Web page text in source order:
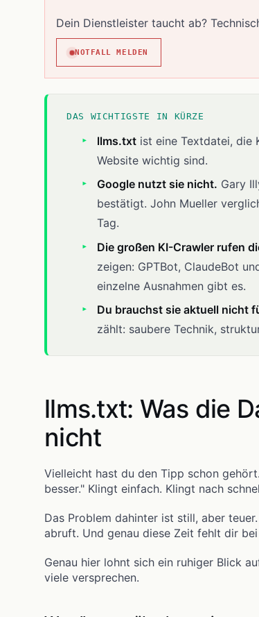
Dein Dienstleister taucht ab?
NOTFALL MELDEN
DAS WICHTIGSTE IN KÜRZE
llms.txt ist eine Textdatei, die
Website wichtig sind.
Google nutzt sie nicht. Gary
bestätigt. John Mueller
Tag.
Die großen KI-Crawler rufen
zeigen: GPTBot, ClaudeBot
einzelne Ausnahmen gibt es.
Du brauchst sie aktuell nicht
zählt: saubere Technik,
llms.txt: Was die
nicht
Vielleicht hast du den Tipp schon
besser." Klingt einfach. Klingt nach
Das Problem dahinter ist still, aber
abruft. Und genau diese Zeit fehlt dir
Genau hier lohnt sich ein ruhiger Blick
viele versprechen.